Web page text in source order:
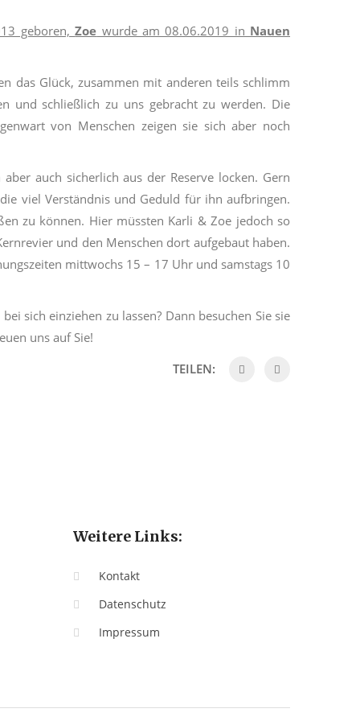
geboren,Zoe wurde am 08.06.2019 in Nauen
das Glück, zusammen mit anderen teils schlimm
und schließlich zu uns gebracht zu werden. Die
von Menschen zeigen sie sich aber noch
auch sicherlich aus der Reserve locken. Gern
viel Verständnis und Geduld für ihn aufbringen.
zu können. Hier müssten Karli & Zoe jedoch so
und den Menschen dort aufgebaut haben.
mittwochs 15 – 17 Uhr und samstags 10
sich einziehen zu lassen? Dann besuchen Sie sie
uns auf Sie!
TEILEN:
Weitere Links:
Kontakt
Datenschutz
Impressum